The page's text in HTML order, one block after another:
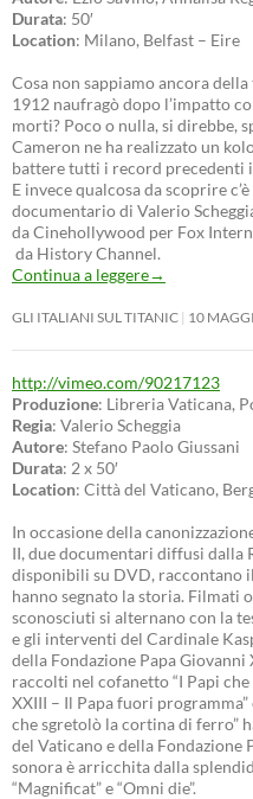
Durata: 50′
Location: Milano, Belfast – Eire
Cosa non sappiamo ancora
1912 naufragò dopo l’impatto
morti? Poco o nulla, si direbbe,
Cameron ne ha realizzato un
battere tutti i record precedenti
E invece qualcosa da scoprire
documentario di Valerio
da Cinehollywood per Fox
da History Channel.
Continua a leggere→
GLI ITALIANI SUL TITANIC 10
http://vimeo.com/90217123
Produzione: Libreria Vaticana,
Regia: Valerio Scheggia
Autore: Stefano Paolo Giussani
Durata: 2 x 50′
Location: Città del Vaticano,
In occasione della
II, due documentari diffusi dalla
disponibili su DVD, raccontano
hanno segnato la storia. Filmati
sconosciuti si alternano con la
e gli interventi del Cardinale
della Fondazione Papa Giovanni
raccolti nel cofanetto “I Papi
XXIII – Il Papa fuori
che sgretolò la cortina di ferro”
del Vaticano e della Fondazione
sonora è arricchita dalla
“Magnificat” e “Omni die”.